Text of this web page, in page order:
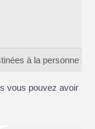
à la personne
vous pouvez avoir